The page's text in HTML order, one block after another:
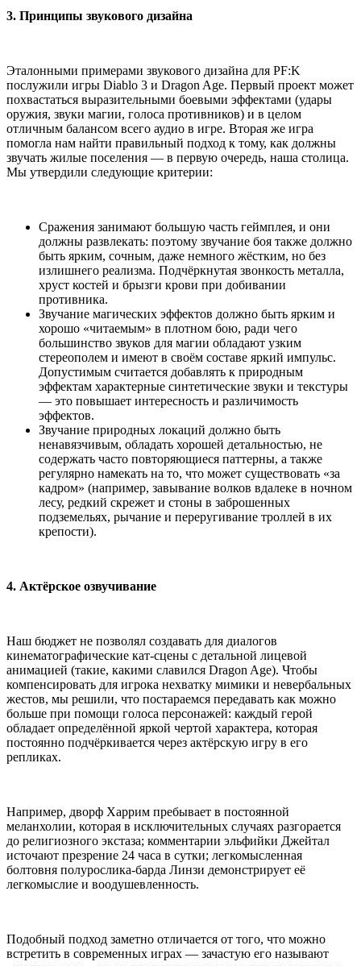
3. Принципы звукового дизайна
Эталонными примерами звукового дизайна для PF:K
послужили игры Diablo 3 и Dragon Age. Первый проект может
похвастаться выразительными боевыми эффектами (удары
оружия, звуки магии, голоса противников) и в целом
отличным балансом всего аудио в игре. Вторая же игра
помогла нам найти правильный подход к тому, как должны
звучать жилые поселения — в первую очередь, наша столица.
Мы утвердили следующие критерии:
Сражения занимают большую часть геймплея, и они
должны развлекать: поэтому звучание боя также должно
быть ярким, сочным, даже немного жёстким, но без
излишнего реализма. Подчёркнутая звонкость металла,
хруст костей и брызги крови при добивании
противника.
Звучание магических эффектов должно быть ярким и
хорошо «читаемым» в плотном бою, ради чего
большинство звуков для магии обладают узким
стереополем и имеют в своём составе яркий импульс.
Допустимым считается добавлять к природным
эффектам характерные синтетические звуки и текстуры
— это повышает интересность и различимость
эффектов.
Звучание природных локаций должно быть
ненавязчивым, обладать хорошей детальностью, не
содержать часто повторяющиеся паттерны, а также
регулярно намекать на то, что может существовать «за
кадром» (например, завывание волков вдалеке в ночном
лесу, редкий скрежет и стоны в заброшенных
подземельях, рычание и переругивание троллей в их
крепости).
4. Актёрское озвучивание
Наш бюджет не позволял создавать для диалогов
кинематографические кат-сцены с детальной лицевой
анимацией (такие, какими славился Dragon Age). Чтобы
компенсировать для игрока нехватку мимики и невербальных
жестов, мы решили, что постараемся передавать как можно
больше при помощи голоса персонажей: каждый герой
обладает определённой яркой чертой характера, которая
постоянно подчёркивается через актёрскую игру в его
репликах.
Например, дворф Харрим пребывает в постоянной
меланхолии, которая в исключительных случаях разгорается
до религиозного экстаза; комментарии эльфийки Джейтал
источают презрение 24 часа в сутки; легкомысленная
болтовня полурослика-барда Линзи демонстрирует её
легкомыслие и воодушевленность.
Подобный подход заметно отличается от того, что можно
встретить в современных играх — зачастую его называют